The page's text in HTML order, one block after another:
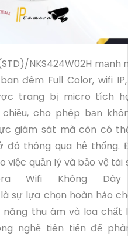
NKS424W02H mạnh
đêm Full Color, wifi
trang bị micro tích
cho phép bạn
giám sát mà còn có
thông qua hệ thống.
quản lý và bảo vệ tài
Wifi Không Dây
là sự lựa chọn hoàn hảo
năng thu âm và loa chất
nghệ tiên tiến để